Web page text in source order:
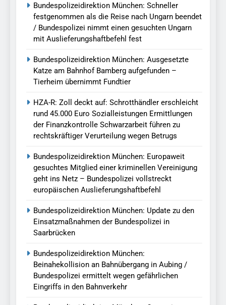
Bundespolizeidirektion München: Schneller
festgenommen als die Reise nach Ungarn beendet
/ Bundespolizei nimmt einen gesuchten Ungarn
mit Auslieferungshaftbefehl fest
Bundespolizeidirektion München: Ausgesetzte
Katze am Bahnhof Bamberg aufgefunden –
Tierheim übernimmt Fundtier
HZA-R: Zoll deckt auf: Schrotthändler erschleicht
rund 45.000 Euro Sozialleistungen Ermittlungen
der Finanzkontrolle Schwarzarbeit führen zu
rechtskräftiger Verurteilung wegen Betrugs
Bundespolizeidirektion München: Europaweit
gesuchtes Mitglied einer kriminellen Vereinigung
geht ins Netz – Bundespolizei vollstreckt
europäischen Auslieferungshaftbefehl
Bundespolizeidirektion München: Update zu den
Einsatzmaßnahmen der Bundespolizei in
Saarbrücken
Bundespolizeidirektion München:
Beinahekollision an Bahnübergang in Aubing /
Bundespolizei ermittelt wegen gefährlichen
Eingriffs in den Bahnverkehr